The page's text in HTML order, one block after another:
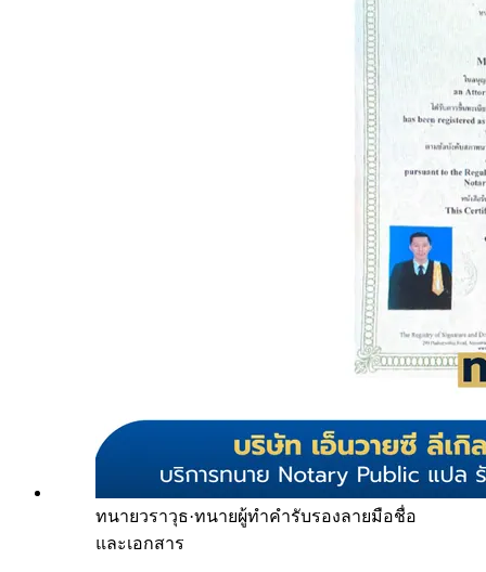
ทนายวราวุธ·ทนายผู้ทำคำรับรองลายมือชื่อ
และเอกสาร